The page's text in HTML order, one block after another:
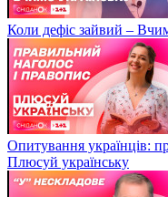
Коли дефіс зайвий –
Опитування українців:
Плюсуй українську